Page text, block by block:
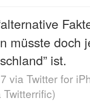
müsste doch
ist.
via Twitter for
Twitterrific)